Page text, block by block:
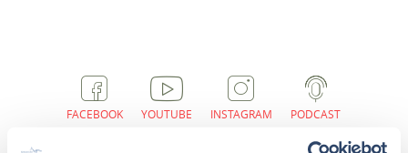
FACEBOOK YOUTUBE INSTAGRAM PODCAST